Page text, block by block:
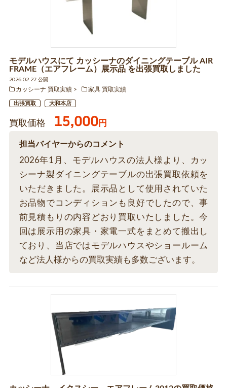
モデルハウスにて カッシーナのダイニングテーブル AIR
FRAME（エアフレーム）展示品 を出張買取しました
2026.02.27 公開
カッシーナ 買取実績
家具 買取実績
出張買取 大和本店
買取価格 15,000円
担当バイヤーからのコメント
2026年1月、モデルハウスの法人様より、カッ
シーナ製ダイニングテーブルの出張買取依頼を
いただきました。展示品として使用されていた
お品物でコンディションも良好でしたので、事
前見積もりの内容どおり買取いたしました。今
回は展示用の家具・家電一式をまとめて搬出し
ており、当店ではモデルハウスやショールーム
など法人様からの買取実績も多数ございます。